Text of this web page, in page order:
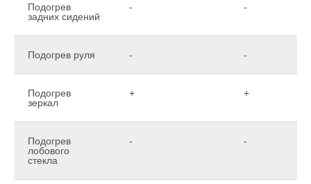
Подогрев
задних сидений
- -
Подогрев руля - -
Подогрев
зеркал
+ +
Подогрев
лобового
стекла
- -